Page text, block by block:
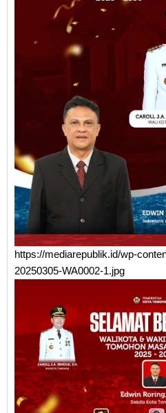
https://mediarepublik.id/wp-
20250305-WA0002-1.jpg